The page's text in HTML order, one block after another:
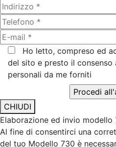
Ho letto, compreso ed
del sito e presto il
personali da me forniti
CHIUDI
Elaborazione ed invio modello
Al fine di consentirci una
del tuo Modello 730 è